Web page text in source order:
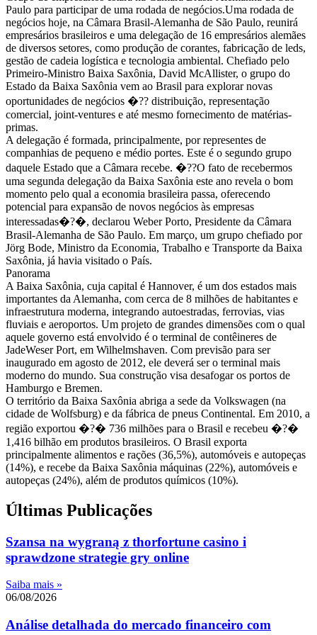
Paulo para participar de uma rodada de negócios.Uma rodada de
negócios hoje, na Câmara Brasil-Alemanha de São Paulo, reunirá
empresários brasileiros e uma delegação de 16 empresários alemães
de diversos setores, como produção de corantes, fabricação de leds,
gestão de cadeia logística e tecnologia ambiental. Chefiado pelo
Primeiro-Ministro Baixa Saxônia, David McAllister, o grupo do
Estado da Baixa Saxônia vem ao Brasil para explorar novas
oportunidades de negócios �?? distribuição, representação
comercial, joint-ventures e até mesmo fornecimento de matérias-
primas.
A delegação é formada, principalmente, por representes de
companhias de pequeno e médio portes. Este é o segundo grupo
daquele Estado que a Câmara recebe. �??O fato de recebermos
uma segunda delegação da Baixa Saxônia este ano revela o bom
momento pelo qual a economia brasileira passa, oferecendo
potencial para expansão de novos negócios às empresas
interessadas�?�, declarou Weber Porto, Presidente da Câmara
Brasil-Alemanha de São Paulo. Em março, um grupo chefiado por
Jörg Bode, Ministro da Economia, Trabalho e Transporte da Baixa
Saxônia, já havia visitado o País.
Panorama
A Baixa Saxônia, cuja capital é Hannover, é um dos estados mais
importantes da Alemanha, com cerca de 8 milhões de habitantes e
infraestrutura moderna, integrando autoestradas, ferrovias, vias
fluviais e aeroportos. Um projeto de grandes dimensões com o qual
aquele governo está envolvido é o terminal de contêineres de
JadeWeser Port, em Wilhelmshaven. Com previsão para ser
inaugurado em agosto de 2012, ele deverá ser o terminal mais
moderno do mundo. Sua construção visa desafogar os portos de
Hamburgo e Bremen.
O território da Baixa Saxônia abriga a sede da Volkswagen (na
cidade de Wolfsburg) e da fábrica de pneus Continental. Em 2010, a
região exportou �?� 736 milhões para o Brasil e recebeu �?�
1,416 bilhão em produtos brasileiros. O Brasil exporta
principalmente alimentos e rações (36,5%), automóveis e autopeças
(14%), e recebe da Baixa Saxônia máquinas (22%), automóveis e
autopeças (24%), além de produtos químicos (10%).
Últimas Publicações
Szansa na wygraną z thorfortune casino i
sprawdzone strategie gry online
Saiba mais »
06/08/2026
Análise detalhada do mercado financeiro com